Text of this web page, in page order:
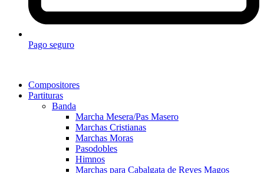
Pago seguro
Compositores
Partituras
Banda
Marcha Mesera/Pas Masero
Marchas Cristianas
Marchas Moras
Pasodobles
Himnos
Marchas para Cabalgata de Reyes Magos